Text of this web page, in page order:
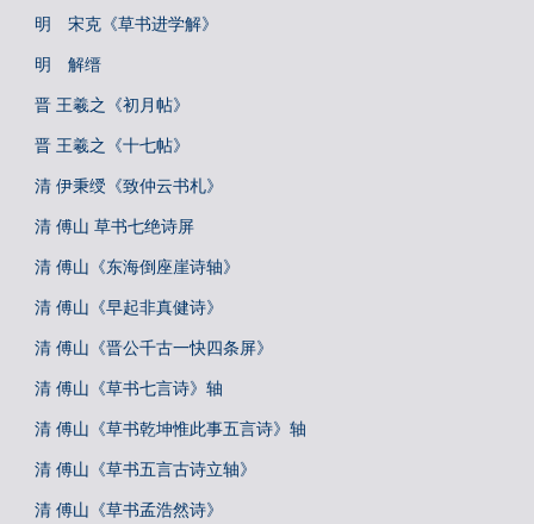
明 宋克《草书进学解》
明 解缙
晋 王羲之《初月帖》
晋 王羲之《十七帖》
清 伊秉绶《致仲云书札》
清 傅山 草书七绝诗屏
清 傅山《东海倒座崖诗轴》
清 傅山《早起非真健诗》
清 傅山《晋公千古一快四条屏》
清 傅山《草书七言诗》轴
清 傅山《草书乾坤惟此事五言诗》轴
清 傅山《草书五言古诗立轴》
清 傅山《草书孟浩然诗》